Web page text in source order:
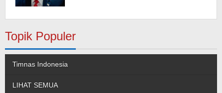
Topik Populer
Timnas Indonesia
LIHAT SEMUA